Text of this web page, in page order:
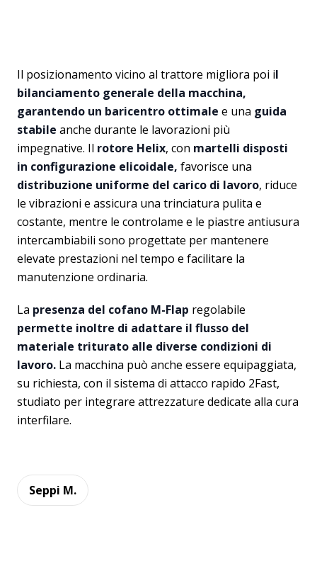
Il posizionamento vicino al trattore migliora poi il
bilanciamento generale della macchina,
garantendo un baricentro ottimale e una guida
stabile anche durante le lavorazioni più
impegnative. Il rotore Helix, con martelli disposti
in configurazione elicoidale, favorisce una
distribuzione uniforme del carico di lavoro, riduce
le vibrazioni e assicura una trinciatura pulita e
costante, mentre le controlame e le piastre antiusura
intercambiabili sono progettate per mantenere
elevate prestazioni nel tempo e facilitare la
manutenzione ordinaria.
La presenza del cofano M-Flap regolabile
permette inoltre di adattare il flusso del
materiale triturato alle diverse condizioni di
lavoro. La macchina può anche essere equipaggiata,
su richiesta, con il sistema di attacco rapido 2Fast,
studiato per integrare attrezzature dedicate alla cura
interfilare.
Seppi M.